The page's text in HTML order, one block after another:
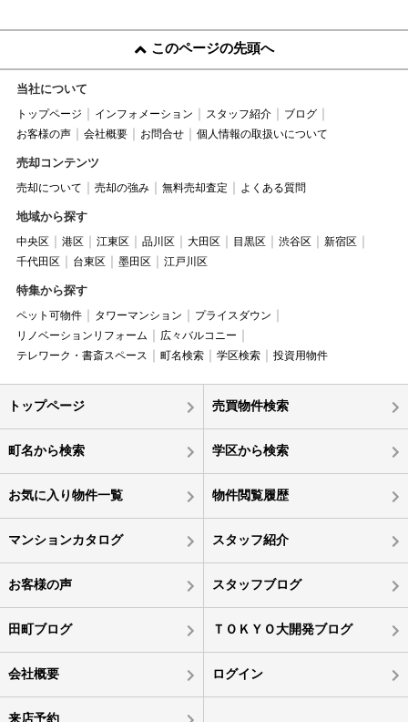
このページの先頭へ
当社について
トップページ インフォメーション スタッフ紹介
ブログ
お客様の声
会社概要 お問合せ 個人情報の取扱いについて
売却コンテンツ
売却について 売却の強み 無料売却査定 よくある質問
地域から探す
中央区 港区 江東区 品川区 大田区 目黒区 渋谷区
新宿区
千代田区
台東区 墨田区 江戸川区
特集から探す
ペット可物件 タワーマンション
プライスダウン
リノベーションリフォーム
広々バルコニー
テレワーク・書斎スペース
町名検索 学区検索 投資用物件
トップページ 売買物件検索
町名から検索 学区から検索
お気に入り物件一覧 物件閲覧履歴
マンションカタログ スタッフ紹介
お客様の声 スタッフブログ
田町ブログ ＴＯＫＹＯ大開発ブログ
会社概要 ログイン
来店予約